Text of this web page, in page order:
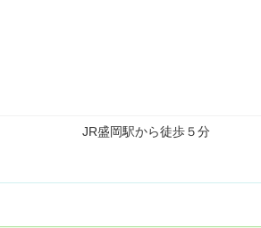
JR盛岡駅から徒歩５分